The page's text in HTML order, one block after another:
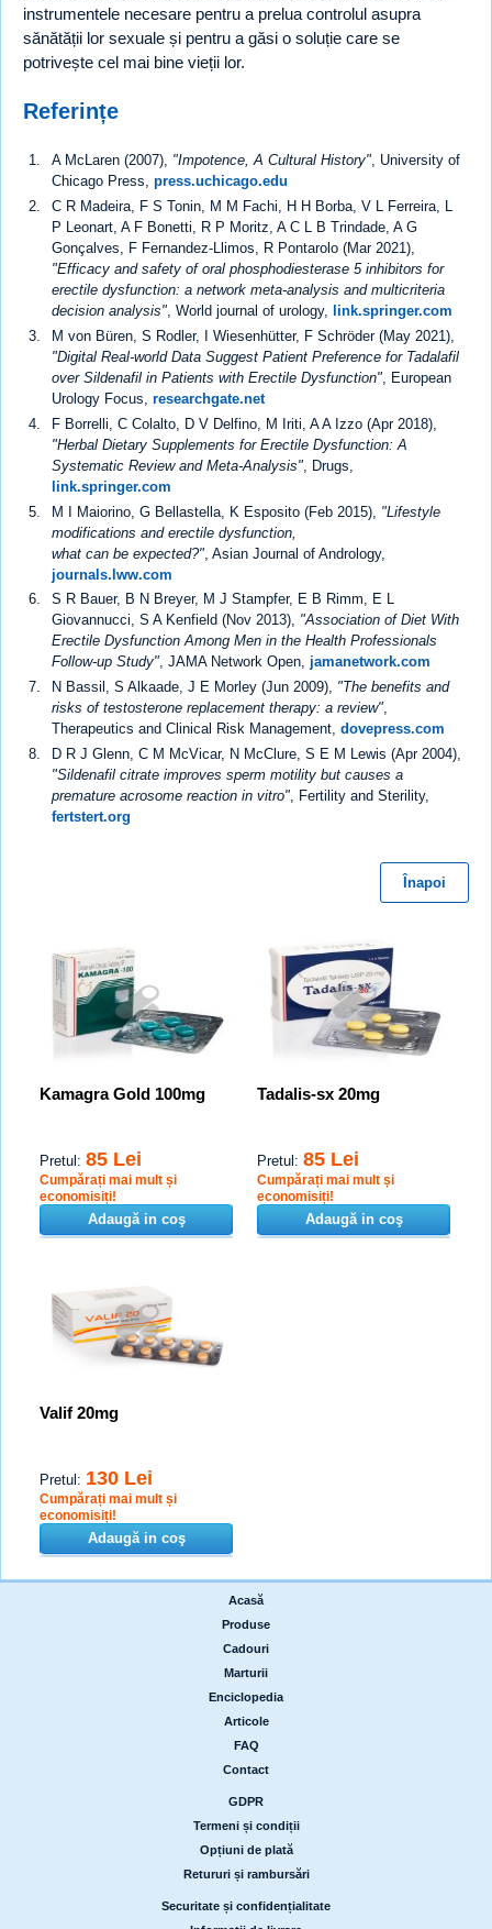
instrumentele necesare pentru a prelua controlul asupra
sănătății lor sexuale și pentru a găsi o soluție care se
potrivește cel mai bine vieții lor.
Referințe
A McLaren (2007), "Impotence, A Cultural History", University of
Chicago Press, press.uchicago.edu
C R Madeira, F S Tonin, M M Fachi, H H Borba, V L Ferreira, L
P Leonart, A F Bonetti, R P Moritz, A C L B Trindade, A G
Gonçalves, F Fernandez-Llimos, R Pontarolo (Mar 2021),
"Efficacy and safety of oral phosphodiesterase 5 inhibitors for
erectile dysfunction: a network meta-analysis and multicriteria
decision analysis" , World journal of urology,
link.springer.com
M von Büren, S Rodler, I Wiesenhütter, F Schröder (May 2021),
"Digital Real-world Data Suggest Patient Preference for Tadalafil
over Sildenafil in Patients with Erectile Dysfunction" , European
Urology Focus, researchgate.net
F Borrelli, C Colalto, D V Delfino, M Iriti, A A Izzo (Apr 2018),
"Herbal Dietary Supplements for Erectile Dysfunction: A
Systematic Review and Meta-Analysis" , Drugs,
link.springer.com
M I Maiorino, G Bellastella, K Esposito (Feb 2015), "Lifestyle
modifications and erectile dysfunction,
what can be expected?" , Asian Journal of Andrology,
journals.lww.com
S R Bauer, B N Breyer, M J Stampfer, E B Rimm, E L
Giovannucci, S A Kenfield (Nov 2013), "Association of Diet With
Erectile Dysfunction Among Men in the Health Professionals
Follow-up Study", JAMA Network Open, jamanetwork.com
N Bassil, S Alkaade, J E Morley (Jun 2009), "The benefits and
risks of testosterone replacement therapy: a review",
Therapeutics and Clinical Risk Management, dovepress.com
D R J Glenn, C M McVicar, N McClure, S E M Lewis (Apr 2004),
"Sildenafil citrate improves sperm motility but causes a
premature acrosome reaction in vitro", Fertility and Sterility,
fertstert.org
Înapoi
Kamagra Gold 100mg
Pretul: 85 Lei
Cumpărați mai mult și
economisiți!
Adaugă in coş
Tadalis-sx 20mg
Pretul: 85 Lei
Cumpărați mai mult și
economisiți!
Adaugă in coş
Valif 20mg
Pretul: 130 Lei
Cumpărați mai mult și
economisiți!
Adaugă in coş
Acasă
Produse
Cadouri
Marturii
Enciclopedia
Articole
FAQ
Contact
GDPR
Termeni și condiții
Opțiuni de plată
Retururi și rambursări
Securitate și confidențialitate